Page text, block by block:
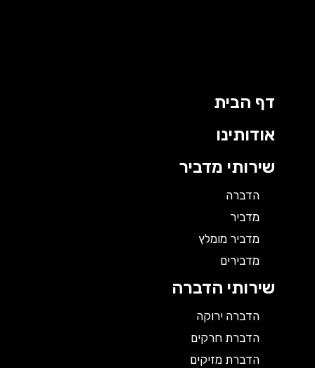
דף הבית
אודותינו
שירותי מדביר
הדברה
מדביר
מדביר מומלץ
מדבירים
שירותי הדברה
הדברה ירוקה
הדברת חרקים
הדברת מזיקים